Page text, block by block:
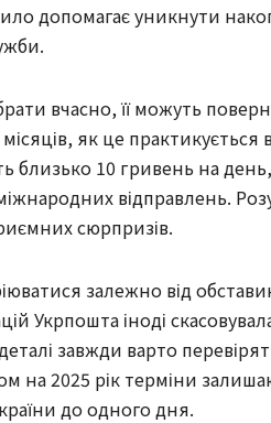
допомагає уникнути
вчасно, її можуть
як це практикується
близько 10 гривень на
відправлень.
сюрпризів.
залежно від
Укрпошта іноді
завжди варто
на 2025 рік терміни
до одного дня.